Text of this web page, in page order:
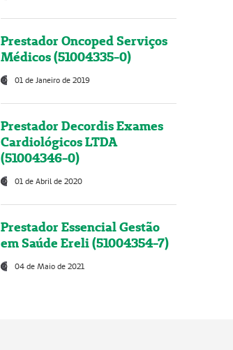
Prestador Oncoped Serviços
Médicos (51004335-0)
01 de Janeiro de 2019
Prestador Decordis Exames
Cardiológicos LTDA
(51004346-0)
01 de Abril de 2020
Prestador Essencial Gestão
em Saúde Ereli (51004354-7)
04 de Maio de 2021